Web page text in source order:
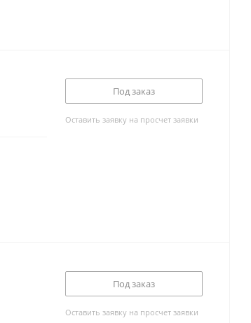
Под заказ
Оставить заявку на просчет заявки
Под заказ
Оставить заявку на просчет заявки